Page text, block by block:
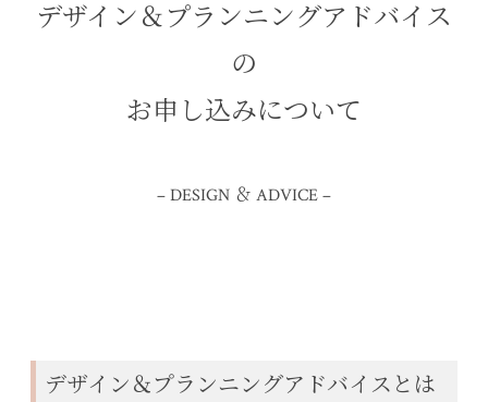
デザイン＆プランニングアドバイス
の
お申し込みについて
– DESIGN ＆ ADVICE –
デザイン＆プランニングアドバイスとは